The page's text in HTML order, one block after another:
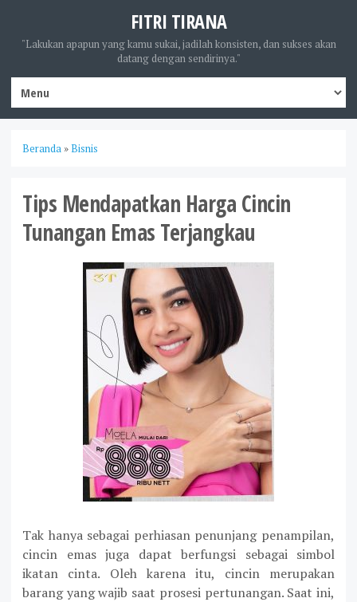
FITRI TIRANA
"Lakukan apapun yang kamu sukai, jadilah konsisten, dan sukses akan
datang dengan sendirinya."
Beranda »Bisnis
Tips Mendapatkan Harga Cincin
Tunangan Emas Terjangkau
Tak hanya sebagai perhiasan penunjang penampilan,
cincin emas juga dapat berfungsi sebagai simbol
ikatan cinta. Oleh karena itu, cincin merupakan
barang yang wajib saat prosesi pertunangan. Saat ini,